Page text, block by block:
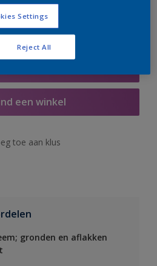
een winkel
toe aan klus
gronden en aflakken
Settings
Reject All